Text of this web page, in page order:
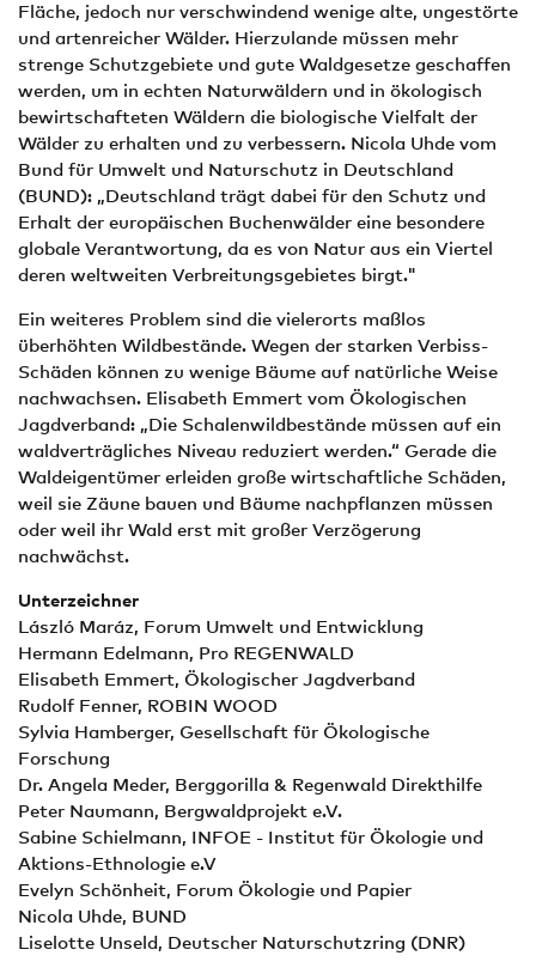
Fläche, jedoch nur verschwindend wenige alte, ungestörte
und artenreicher Wälder. Hierzulande müssen mehr
strenge Schutzgebiete und gute Waldgesetze geschaffen
werden, um in echten Naturwäldern und in ökologisch
bewirtschafteten Wäldern die biologische Vielfalt der
Wälder zu erhalten und zu verbessern. Nicola Uhde vom
Bund für Umwelt und Naturschutz in Deutschland
(BUND): „Deutschland trägt dabei für den Schutz und
Erhalt der europäischen Buchenwälder eine besondere
globale Verantwortung, da es von Natur aus ein Viertel
deren weltweiten Verbreitungsgebietes birgt."
Ein weiteres Problem sind die vielerorts maßlos
überhöhten Wildbestände. Wegen der starken Verbiss-
Schäden können zu wenige Bäume auf natürliche Weise
nachwachsen. Elisabeth Emmert vom Ökologischen
Jagdverband: „Die Schalenwildbestände müssen auf ein
waldverträgliches Niveau reduziert werden.“ Gerade die
Waldeigentümer erleiden große wirtschaftliche Schäden,
weil sie Zäune bauen und Bäume nachpflanzen müssen
oder weil ihr Wald erst mit großer Verzögerung
nachwächst.
Unterzeichner
László Maráz, Forum Umwelt und Entwicklung
Hermann Edelmann, Pro REGENWALD
Elisabeth Emmert, Ökologischer Jagdverband
Rudolf Fenner, ROBIN WOOD
Sylvia Hamberger, Gesellschaft für Ökologische
Forschung
Dr. Angela Meder, Berggorilla & Regenwald Direkthilfe
Peter Naumann, Bergwaldprojekt e.V.
Sabine Schielmann, INFOE - Institut für Ökologie und
Aktions-Ethnologie e.V
Evelyn Schönheit, Forum Ökologie und Papier
Nicola Uhde, BUND
Liselotte Unseld, Deutscher Naturschutzring (DNR)